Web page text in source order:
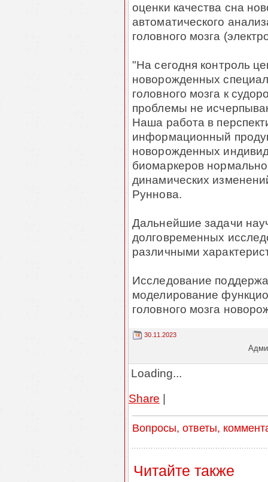
оценки качества сна
автоматического
головного мозга
"На сегодня контроль
новорожденных
головного мозга к
проблемы не
Наша работа в
информационный
новорожденных
биомаркеров
динамических
Руннова.
Дальнейшие задачи
долговременных
различными
Исследование
моделирование
головного мозга
30.11.2023
Loading...
Share |
Вопросы, ответы,
Читайте также